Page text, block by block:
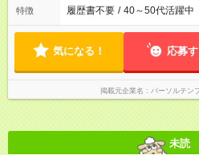
特徴 履歴書不要 / 40～50代活躍中
気になる！ 応募
掲載元企業名 パーソルテン
未読